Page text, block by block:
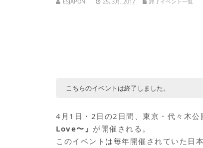
こちらのイベントは終了しました。
4月1日・2日の2日間、東京・代々木公
Love〜』 が開催される。
このイベントは毎年開催されていた日